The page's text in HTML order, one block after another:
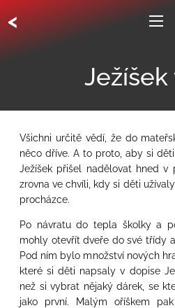
<
Ježíšek
Všichni určitě vědí, že do
něco dříve. A to proto, aby si
Ježíšek přišel nadělovat hned v
zrovna ve chvíli, kdy si děti
procházce.
Po návratu do tepla školky a
mohly otevřít dveře do své třídy
Pod ním bylo množství nových
které si děti napsaly v dopise
než si vybrat nějaký dárek, se
jako první. Malým oříškem